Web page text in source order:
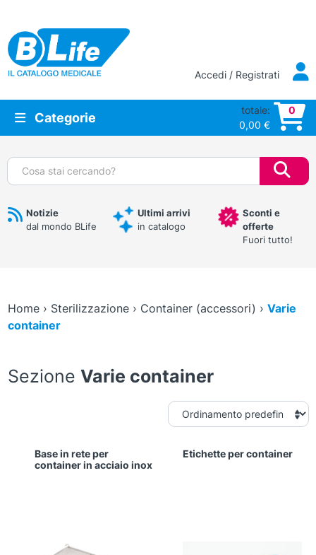
Vai al contenuto principale
Accedi / Registrati
Categorie
totale:
0,00 €
0
Cerca:
Notizie
dal mondo BLife
Ultimi arrivi
in catalogo
Sconti e
offerte
Fuori tutto!
Home› Sterilizzazione› Container (accessori) › Varie
container
Sezione Varie container
Base in rete per
container in acciaio inox
Etichette per container